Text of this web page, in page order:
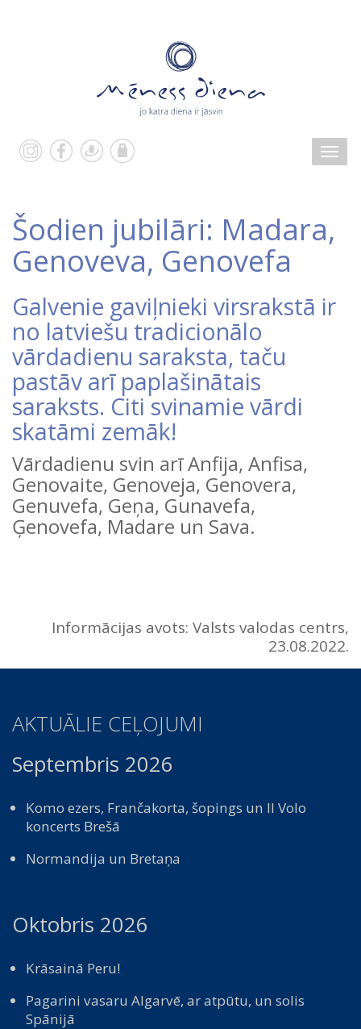
Šodien jubilāri: Madara,
Genoveva, Genovefa
Galvenie gaviļnieki virsrakstā ir
no latviešu tradicionālo
vārdadienu saraksta, taču
pastāv arī paplašinātais
saraksts. Citi svinamie vārdi
skatāmi zemāk!
Vārdadienu svin arī Anfija, Anfisa,
Genovaite, Genoveja, Genovera,
Genuvefa, Geņa, Gunavefa,
Ģenovefa, Madare un Sava.
Informācijas avots: Valsts valodas centrs,
23.08.2022.
AKTUĀLIE CEĻOJUMI
Septembris 2026
Komo ezers, Frančakorta, šopings un Il Volo
koncerts Brešā
Normandija un Bretaņa
Oktobris 2026
Krāsainā Peru!
Pagarini vasaru Algarvē, ar atpūtu, un solis
Spānijā